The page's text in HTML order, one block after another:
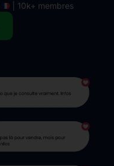
| 10k+ membres